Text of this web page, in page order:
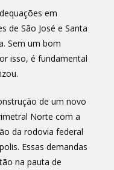
em
de São José e Santa
Sem um bom
isso, é fundamental
de um novo
Norte com a
da rodovia federal
Essas demandas
na pauta de